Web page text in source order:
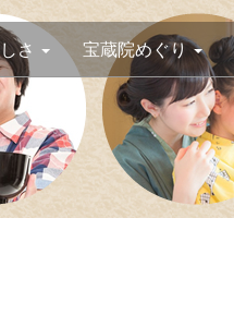
さ 宝蔵院めぐり